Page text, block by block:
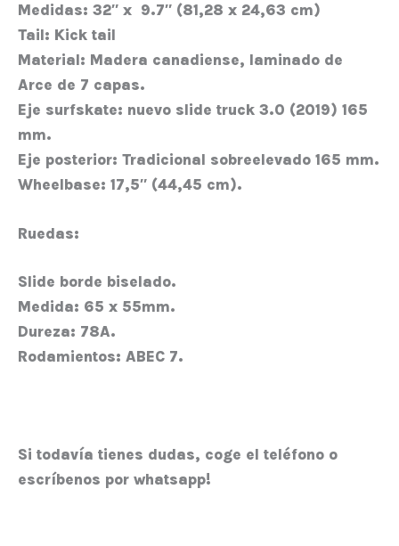
Medidas: 32″ x 9.7″ (81,28 x 24,63 cm)
Tail: Kick tail
Material: Madera canadiense, laminado de
Arce de 7 capas.
Eje surfskate: nuevo slide truck 3.0 (2019) 165
mm.
Eje posterior: Tradicional sobreelevado 165 mm.
Wheelbase: 17,5″ (44,45 cm).
Ruedas:
Slide borde biselado.
Medida: 65 x 55mm.
Dureza: 78A.
Rodamientos: ABEC 7.
Si todavía tienes dudas, coge el teléfono o
escríbenos por whatsapp!